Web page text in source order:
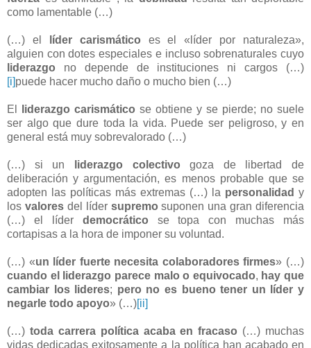
como lamentable (…)
(…) el líder carismático es el «líder por naturaleza»,
alguien con dotes especiales e incluso sobrenaturales cuyo
liderazgo no depende de instituciones ni cargos (…)
[i]puede hacer mucho daño o mucho bien (…)
El liderazgo carismático se obtiene y se pierde; no suele
ser algo que dure toda la vida. Puede ser peligroso, y en
general está muy sobrevalorado (…)
(…) si un liderazgo colectivo goza de libertad de
deliberación y argumentación, es menos probable que se
adopten las políticas más extremas (…) la personalidad y
los valoresdel lídersupremo suponen una gran diferencia
(…) el líderdemocrático se topa con muchas más
cortapisas a la hora de imponer su voluntad.
(…) «un líder fuerte necesita colaboradores firmes» (…)
cuando el liderazgo parece malo o equivocado, hay que
cambiar los lideres; pero no es bueno tener un líder y
negarle todo apoyo» (…)[ii]
(…) toda carrera política acaba en fracaso (…) muchas
vidas dedicadas exitosamente a la política han acabado en